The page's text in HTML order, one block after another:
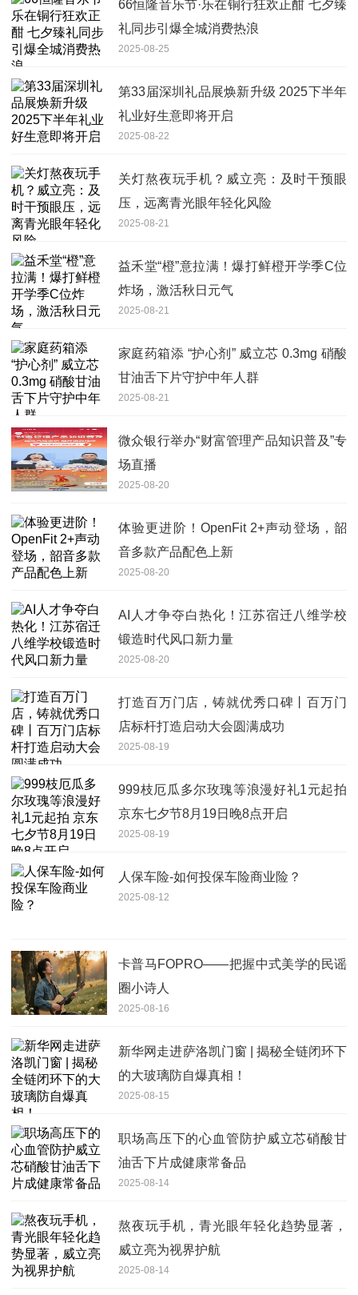
66恒隆音乐节·乐在铜行狂欢正酣 七夕臻
礼同步引爆全城消费热浪
2025-08-25
第33届深圳礼品展焕新升级 2025下半年
礼业好生意即将开启
2025-08-22
关灯熬夜玩手机？威立亮：及时干预眼
压，远离青光眼年轻化风险
2025-08-21
益禾堂“橙”意拉满！爆打鲜橙开学季C位
炸场，激活秋日元气
2025-08-21
家庭药箱添 “护心剂” 威立芯 0.3mg 硝酸
甘油舌下片守护中年人群
2025-08-21
微众银行举办“财富管理产品知识普及”专
场直播
2025-08-20
体验更进阶！OpenFit 2+声动登场，韶
音多款产品配色上新
2025-08-20
AI人才争夺白热化！江苏宿迁八维学校
锻造时代风口新力量
2025-08-20
打造百万门店，铸就优秀口碑丨百万门
店标杆打造启动大会圆满成功
2025-08-19
999枝厄瓜多尔玫瑰等浪漫好礼1元起拍
京东七夕节8月19日晚8点开启
2025-08-19
人保车险-如何投保车险商业险？
2025-08-12
卡普马FOPRO——把握中式美学的民谣
圈小诗人
2025-08-16
新华网走进萨洛凯门窗 | 揭秘全链闭环下
的大玻璃防自爆真相！
2025-08-15
职场高压下的心血管防护威立芯硝酸甘
油舌下片成健康常备品
2025-08-14
熬夜玩手机，青光眼年轻化趋势显著，
威立亮为视界护航
2025-08-14